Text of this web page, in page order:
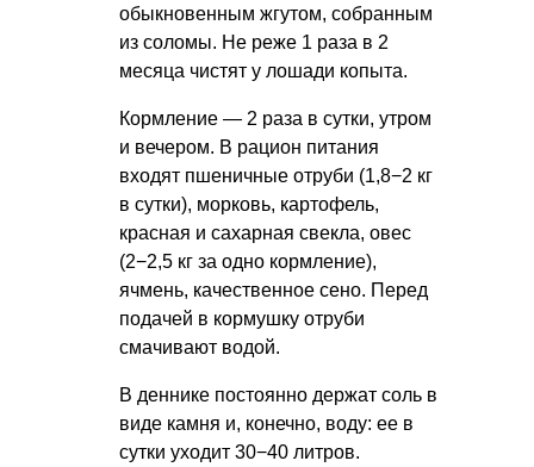
обыкновенным жгутом, собранным
из соломы. Не реже 1 раза в 2
месяца чистят у лошади копыта.
Кормление — 2 раза в сутки, утром
и вечером. В рацион питания
входят пшеничные отруби (1,8−2 кг
в сутки), морковь, картофель,
красная и сахарная свекла, овес
(2−2,5 кг за одно кормление),
ячмень, качественное сено. Перед
подачей в кормушку отруби
смачивают водой.
В деннике постоянно держат соль в
виде камня и, конечно, воду: ее в
сутки уходит 30−40 литров.